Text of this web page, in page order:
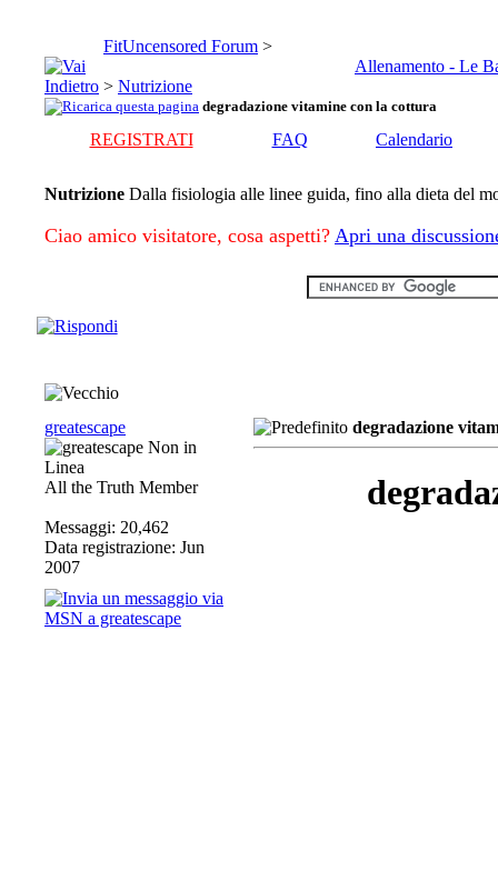
FitUncensored Forum >
Allenamento - Le
> Nutrizione
degradazione vitamine con la cottura
REGISTRATI FAQ Calendario
Nutrizione Dalla fisiologia alle linee guida, fino alla dieta del
Ciao amico visitatore, cosa aspetti? Apri una
greatescape
All the Truth Member
Messaggi: 20,462
Data registrazione: Jun
2007
degradazione